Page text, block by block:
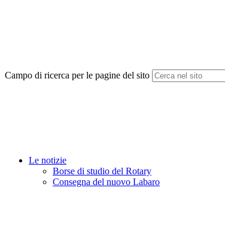
Campo di ricerca per le pagine del sito
Le notizie
Borse di studio del Rotary
Consegna del nuovo Labaro